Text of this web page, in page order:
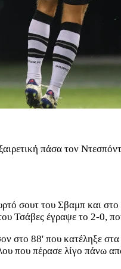
πάσα τον
σουτ του Σβαμπ και
Τσάβες έγραψε το 2-0,
στο 88' που κατέληξε
που πέρασε λίγο πάνω